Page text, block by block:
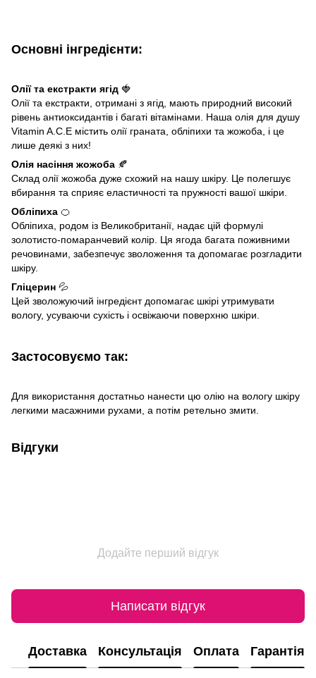
Основні інгредієнти:
Олії та екстракти ягід 🍓
Олії та екстракти, отримані з ягід, мають природний високий
рівень антиоксидантів і багаті вітамінами. Наша олія для душу
Vitamin A.C.E містить олії граната, обліпихи та жожоба, і це
лише деякі з них!
Олія насіння жожоба 🍂
Склад олії жожоба дуже схожий на нашу шкіру. Це полегшує
вбирання та сприяє еластичності та пружності вашої шкіри.
Обліпиха 🍊
Обліпиха, родом із Великобританії, надає цій формулі
золотисто-помаранчевий колір. Ця ягода багата поживними
речовинами, забезпечує зволоження та допомагає розгладити
шкіру.
Гліцерин 💦
Цей зволожуючий інгредієнт допомагає шкірі утримувати
вологу, усуваючи сухість і освіжаючи поверхню шкіри.
Застосовуємо так:
Для використання достатньо нанести цю олію на вологу шкіру
легкими масажними рухами, а потім ретельно змити.
Відгуки
Додайте перший відгук
Написати відгук
Доставка Консультація Оплата Гарантія